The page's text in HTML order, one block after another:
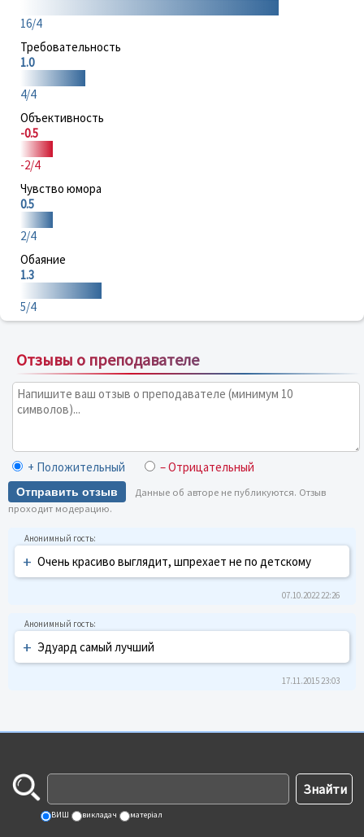
16/4
Требовательность
1.0
4/4
Объективность
-0.5
-2/4
Чувство юмора
0.5
2/4
Обаяние
1.3
5/4
Отзывы о преподавателе
+ Положительный – Отрицательный
Отправить отзыв
Данные об авторе не публикуются. Отзыв
проходит модерацию.
+ Очень красиво выглядит, шпрехает не по детскому
07.10.2022 22:26
+ Эдуард самый лучший
17.11.2015 23:03
ВИШ викладач матеріал